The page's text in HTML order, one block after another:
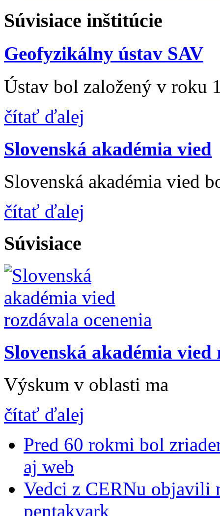
Súvisiace inštitúcie
Geofyzikálny ústav SAV
Ústav bol založený v roku
čítať ďalej
Slovenská akadémia vied
Slovenská akadémia vied
čítať ďalej
Súvisiace
Slovenská akadémia vied
Výskum v oblasti ma
čítať ďalej
Pred 60 rokmi bol
aj web
Vedci z CERNu objavili
pentakvark